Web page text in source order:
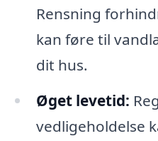
Rensning
kan føre til
dit hus.
Øget levetid:
vedligeholdelse